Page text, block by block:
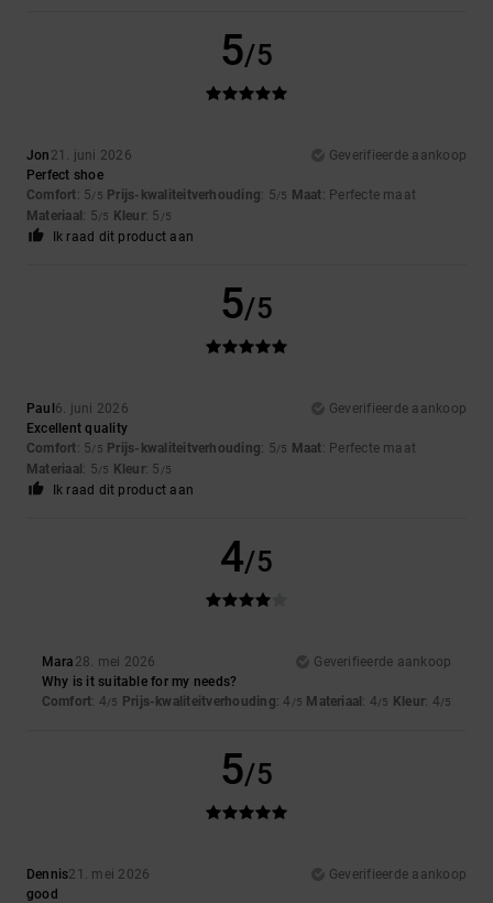
5/5
Jon 21. juni 2026
Geverifieerde aankoop
Perfect shoe
Comfort: 5/5 Prijs-kwaliteitverhouding: 5/5 Maat: Perfecte maat
Materiaal: 5/5 Kleur: 5 /5
Ik raad dit product aan
5/5
Paul6. juni 2026
Geverifieerde aankoop
Excellent quality
Comfort: 5/5 Prijs-kwaliteitverhouding: 5/5 Maat: Perfecte maat
Materiaal: 5/5 Kleur: 5 /5
Ik raad dit product aan
4/5
Mara 28. mei 2026
Geverifieerde aankoop
Why is it suitable for my needs?
Comfort: 4/5 Prijs-kwaliteitverhouding: 4 /5 Materiaal: 4/5 Kleur: 4/5
5/5
Dennis21. mei 2026
Geverifieerde aankoop
good